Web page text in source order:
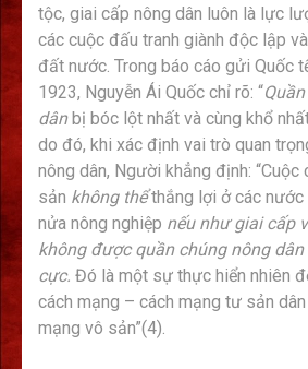
tộc, giai cấp nông dân luôn là lực
các cuộc đấu tranh giành độc lập
đất nước. Trong báo cáo gửi Quốc
1923, Nguyễn Ái Quốc chỉ rõ: “
dânbị bóc lột nhất và cùng khổ
do đó, khi xác định vai trò quan
nông dân, Người khẳng định: “Cuộc
sản không thểthắng lợi ở các nước
nửa nông nghiệp nếu như giai cấp
không được quần chúng nông
cực. Đó là một sự thực hiển nhiên
cách mạng – cách mạng tư sản
mạng vô sản”(4).